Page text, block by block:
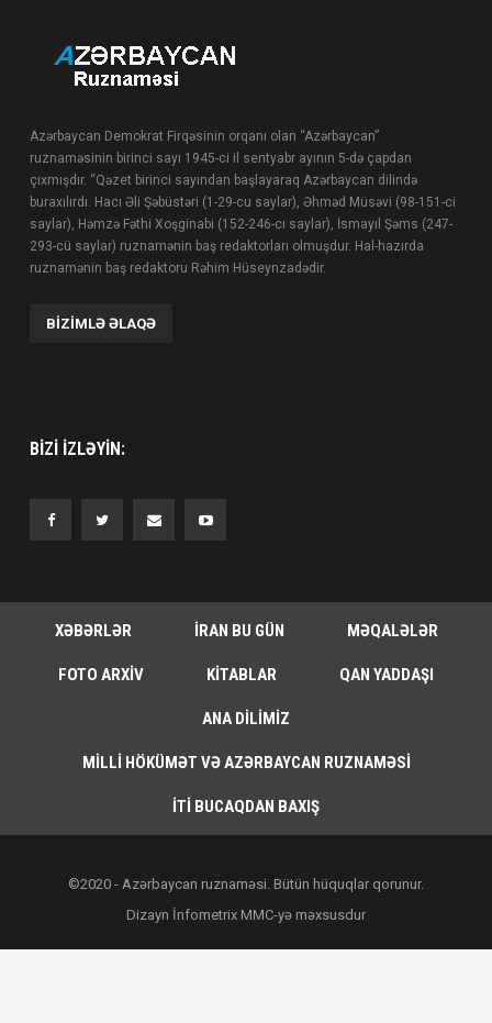
Azərbaycan Demokrat Firqəsinin orqanı olan “Azərbaycan”
ruznaməsinin birinci sayı 1945-ci il sentyabr ayının 5-də çapdan
çıxmışdır. “Qəzet birinci sayından başlayaraq Azərbaycan dilində
buraxılırdı. Hacı Əli Şəbüstəri (1-29-cu saylar), Əhməd Müsəvi (98-151-ci
saylar), Həmzə Fəthi Xoşginabi (152-246-cı saylar), İsmayıl Şəms (247-
293-cü saylar) ruznamənin baş redaktorları olmuşdur. Hal-hazırda
ruznamənin baş redaktoru Rəhim Hüseynzadədir.
BIZIMLƏ ƏLAQƏ
BIZI IZLƏYIN:
XƏBƏRLƏR İRAN BU GÜN MƏQALƏLƏR
FOTO ARXIV KITABLAR QAN YADDAŞI
ANA DILIMIZ
MILLI HÖKÜMƏT VƏ AZƏRBAYCAN RUZNAMƏSI
İTI BUCAQDAN BAXIŞ
©2020 - Azərbaycan ruznaməsi. Bütün hüquqlar qorunur.
Dizayn İnfometrix MMC-yə məxsusdur